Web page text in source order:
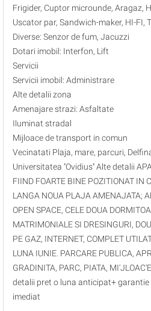
Frigider, Cuptor microunde, Aragaz,
Uscator par, Sandwich-maker, HI-FI,
Diverse: Senzor de fum, Jacuzzi
Dotari imobil: Interfon, Lift
Servicii
Servicii imobil: Administrare
Alte detalii zona
Amenajare strazi: Asfaltate
Iluminat stradal
Mijloace de transport in comun
Vecinatati Plaja, mare, parcuri,
Universitatea ''Ovidius'' Alte detalii
FIIND FOARTE BINE POZITIONAT IN
LANGA NOUA PLAJA AMENAJATA;
OPEN SPACE, CELE DOUA
MATRIMONIALE SI DRESINGURI,
PE GAZ, INTERNET, COMPLET
LUNA IUNIE. PARCARE PUBLICA,
GRADINITA, PARC, PIATA,
detalii pret o luna anticipat+
imediat